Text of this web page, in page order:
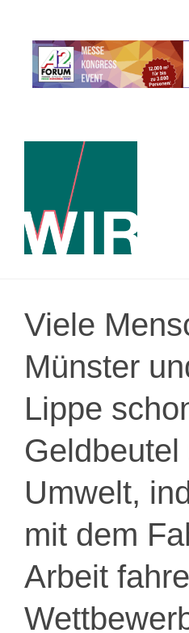
springen
Viele
Münster
Lippe
Geldbeutel
Umwelt,
mit dem
Arbeit